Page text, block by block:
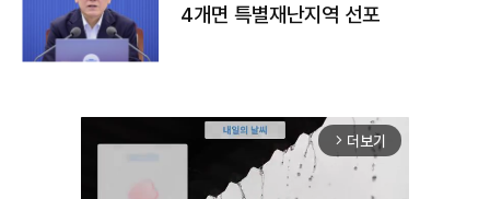
4개면 특별재난지역 선포
arrow_forward_ios 더보기